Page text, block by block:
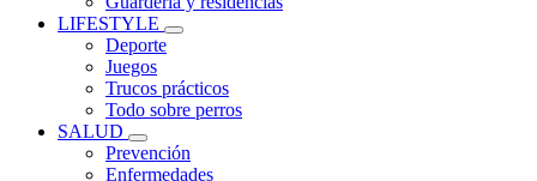
LIFESTYLE
Deporte
Juegos
Trucos prácticos
Todo sobre perros
SALUD
Prevención
Enfermedades